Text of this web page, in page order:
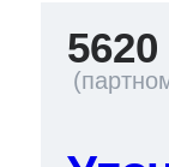
5620